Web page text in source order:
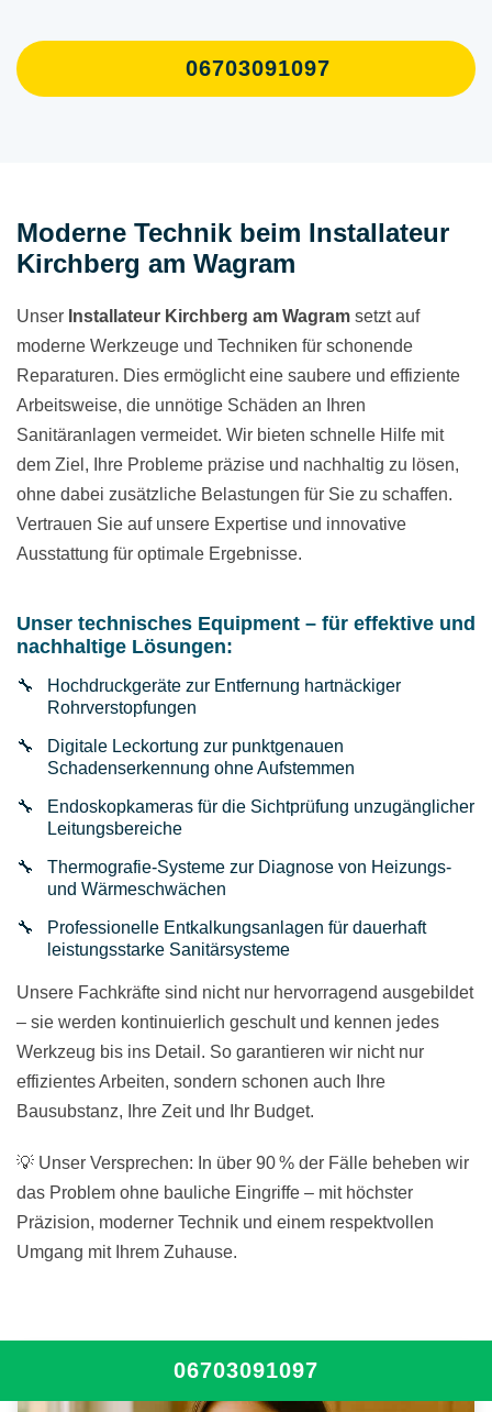
06703091097
Moderne Technik beim Installateur
Kirchberg am Wagram
Unser Installateur Kirchberg am Wagram setzt auf
moderne Werkzeuge und Techniken für schonende
Reparaturen. Dies ermöglicht eine saubere und effiziente
Arbeitsweise, die unnötige Schäden an Ihren
Sanitäranlagen vermeidet. Wir bieten schnelle Hilfe mit
dem Ziel, Ihre Probleme präzise und nachhaltig zu lösen,
ohne dabei zusätzliche Belastungen für Sie zu schaffen.
Vertrauen Sie auf unsere Expertise und innovative
Ausstattung für optimale Ergebnisse.
Unser technisches Equipment – für effektive und
nachhaltige Lösungen:
Hochdruckgeräte zur Entfernung hartnäckiger
Rohrverstopfungen
Digitale Leckortung zur punktgenauen
Schadenserkennung ohne Aufstemmen
Endoskopkameras für die Sichtprüfung unzugänglicher
Leitungsbereiche
Thermografie-Systeme zur Diagnose von Heizungs-
und Wärmeschwächen
Professionelle Entkalkungsanlagen für dauerhaft
leistungsstarke Sanitärsysteme
Unsere Fachkräfte sind nicht nur hervorragend ausgebildet
– sie werden kontinuierlich geschult und kennen jedes
Werkzeug bis ins Detail. So garantieren wir nicht nur
effizientes Arbeiten, sondern schonen auch Ihre
Bausubstanz, Ihre Zeit und Ihr Budget.
💡 Unser Versprechen: In über 90 % der Fälle beheben wir
das Problem ohne bauliche Eingriffe – mit höchster
Präzision, moderner Technik und einem respektvollen
Umgang mit Ihrem Zuhause.
06703091097